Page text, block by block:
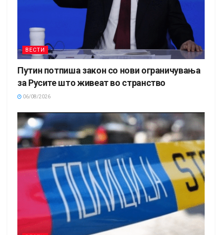
ВЕСТИ
Путин потпиша закон со нови ограничувања
за Русите што живеат во странство
06/08/2026